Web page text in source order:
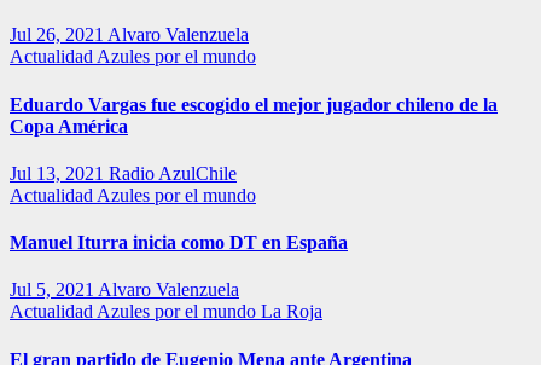
Jul 26, 2021 Alvaro Valenzuela
Actualidad Azules por el mundo
Eduardo Vargas fue escogido el mejor jugador chileno de la
Copa América
Jul 13, 2021 Radio AzulChile
Actualidad Azules por el mundo
Manuel Iturra inicia como DT en España
Jul 5, 2021 Alvaro Valenzuela
Actualidad Azules por el mundo La Roja
El gran partido de Eugenio Mena ante Argentina